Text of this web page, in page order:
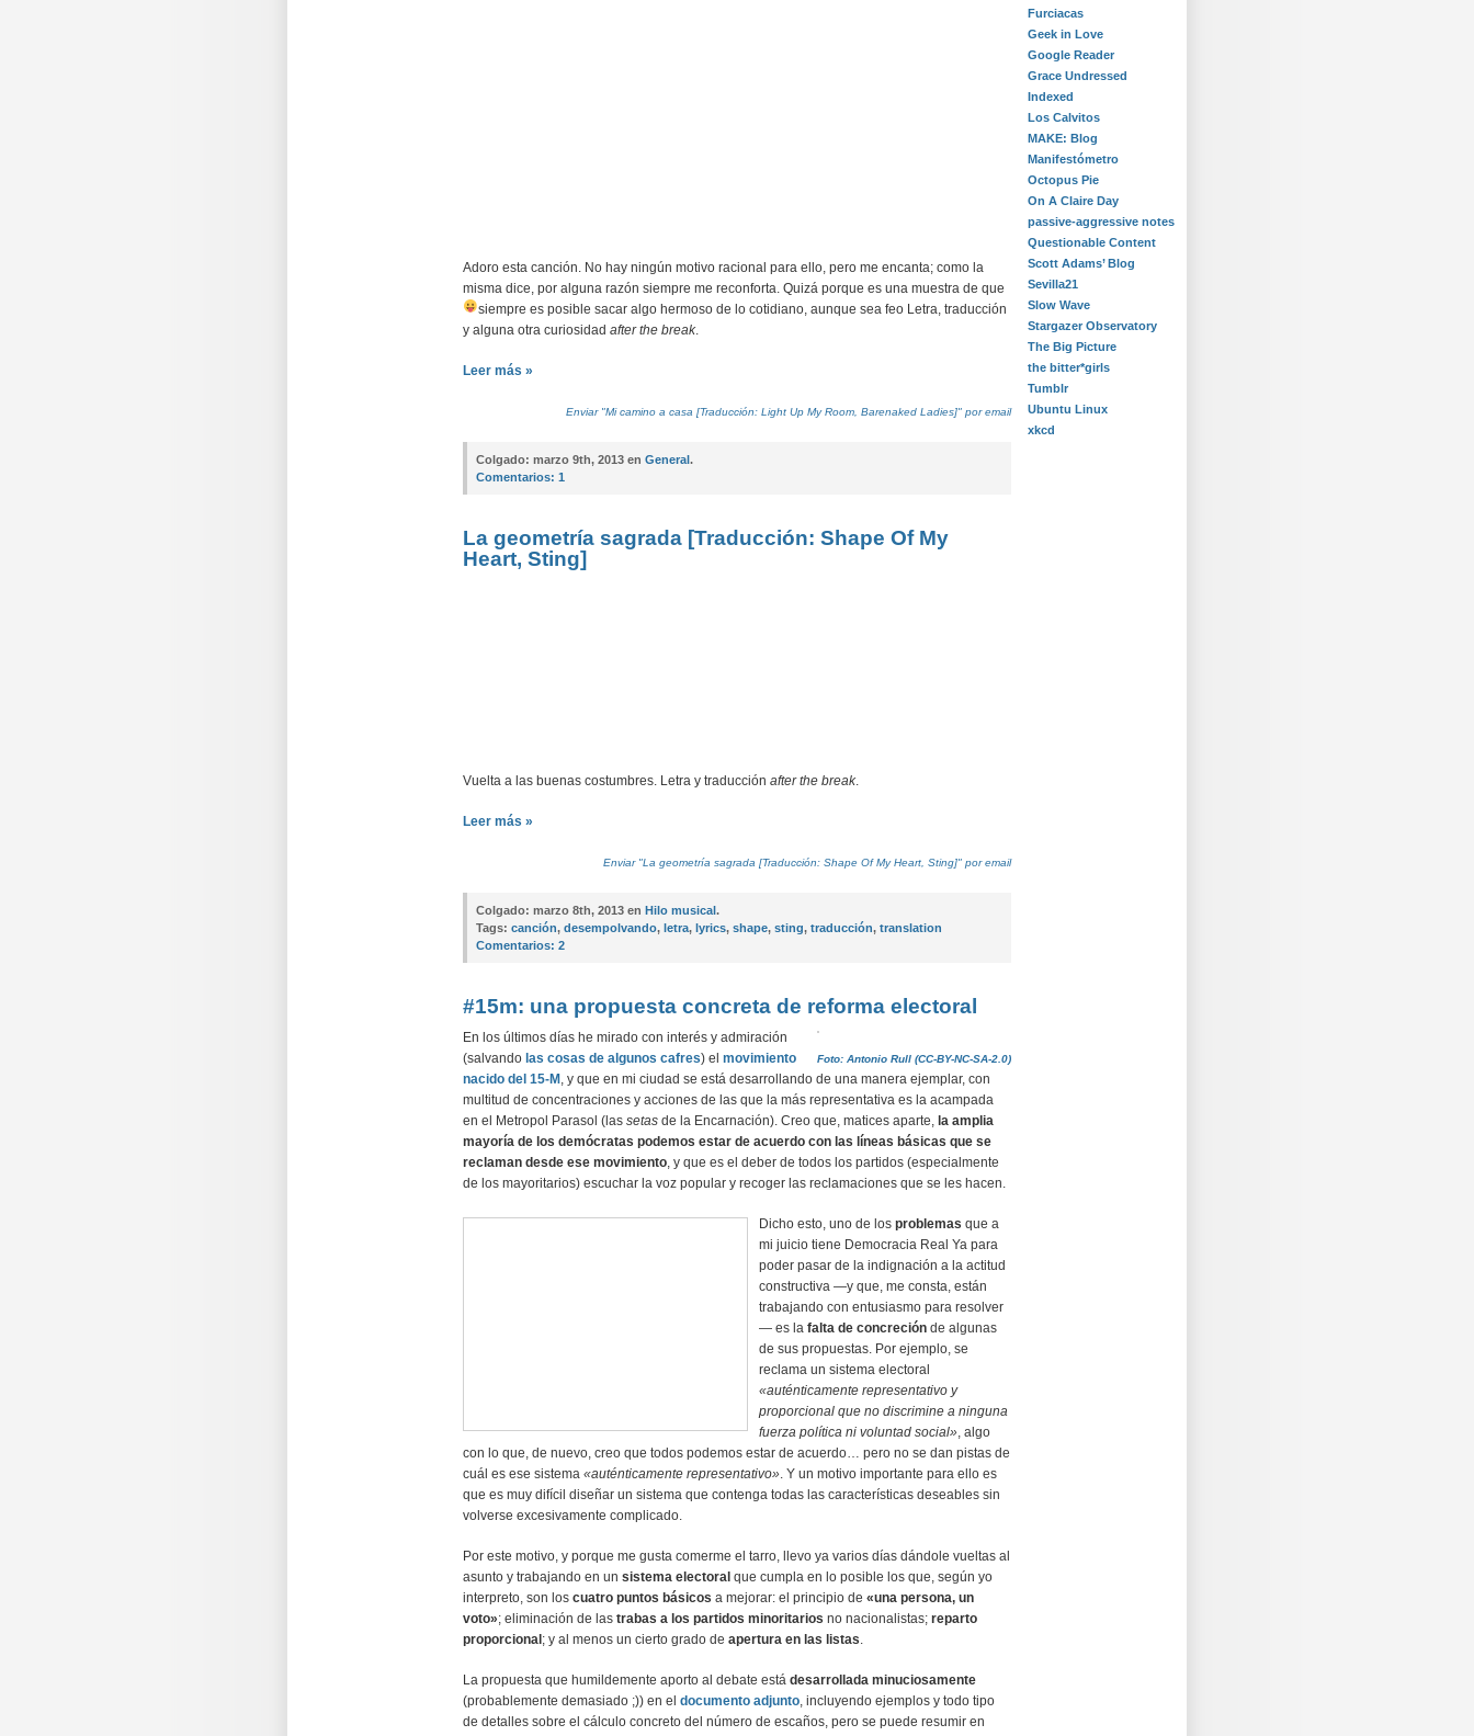
Furciacas
Geek in Love
Google Reader
Grace Undressed
Indexed
Los Calvitos
MAKE: Blog
Manifestómetro
Octopus Pie
On A Claire Day
passive-aggressive notes
Questionable Content
Scott Adams’ Blog
Sevilla21
Slow Wave
Stargazer Observatory
The Big Picture
the bitter*girls
Tumblr
Ubuntu Linux
xkcd
Adoro esta canción. No hay ningún motivo racional para ello, pero me encanta; como la
misma dice, por alguna razón siempre me reconforta. Quizá porque es una muestra de que
siempre es posible sacar algo hermoso de lo cotidiano, aunque sea feo Letra, traducción
y alguna otra curiosidad after the break.
Leer más »
Enviar "Mi camino a casa [Traducción: Light Up My Room, Barenaked Ladies]" por email
Colgado: marzo 9th, 2013 en General.
Comentarios: 1
La geometría sagrada [Traducción: Shape Of My
Heart, Sting]
Vuelta a las buenas costumbres. Letra y traducción after the break.
Leer más »
Enviar "La geometría sagrada [Traducción: Shape Of My Heart, Sting]" por email
Colgado: marzo 8th, 2013 en Hilo musical.
Tags: canción, desempolvando, letra, lyrics, shape, sting, traducción, translation
Comentarios: 2
#15m: una propuesta concreta de reforma electoral
Foto: Antonio Rull (CC-BY-NC-SA-2.0)
En los últimos días he mirado con interés y admiración
(salvando las cosas de algunos cafres) el movimiento
nacido del 15-M , y que en mi ciudad se está desarrollando de una manera ejemplar, con
multitud de concentraciones y acciones de las que la más representativa es la acampada
en el Metropol Parasol (las setas de la Encarnación). Creo que, matices aparte, la amplia
mayoría de los demócratas podemos estar de acuerdo con las líneas básicas que se
reclaman desde ese movimiento, y que es el deber de todos los partidos (especialmente
de los mayoritarios) escuchar la voz popular y recoger las reclamaciones que se les hacen.
Dicho esto, uno de los problemas que a
mi juicio tiene Democracia Real Ya para
poder pasar de la indignación a la actitud
constructiva —y que, me consta, están
trabajando con entusiasmo para resolver
— es la falta de concreción de algunas
de sus propuestas. Por ejemplo, se
reclama un sistema electoral
«auténticamente representativo y
proporcional que no discrimine a ninguna
fuerza política ni voluntad social», algo
con lo que, de nuevo, creo que todos podemos estar de acuerdo… pero no se dan pistas de
cuál es ese sistema «auténticamente representativo». Y un motivo importante para ello es
que es muy difícil diseñar un sistema que contenga todas las características deseables sin
volverse excesivamente complicado.
Por este motivo, y porque me gusta comerme el tarro, llevo ya varios días dándole vueltas al
asunto y trabajando en un sistema electoral que cumpla en lo posible los que, según yo
interpreto, son los cuatro puntos básicos a mejorar: el principio de «una persona, un
voto»; eliminación de las trabas a los partidos minoritarios no nacionalistas; reparto
proporcional ; y al menos un cierto grado de apertura en las listas.
La propuesta que humildemente aporto al debate está desarrollada minuciosamente
(probablemente demasiado ;)) en el documento adjunto, incluyendo ejemplos y todo tipo
de detalles sobre el cálculo concreto del número de escaños, pero se puede resumir en